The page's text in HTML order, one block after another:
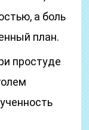
а боль
план.
простуде